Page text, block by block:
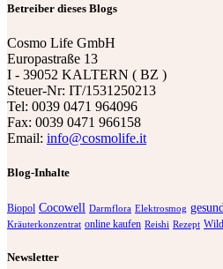
Betreiber dieses Blogs
Cosmo Life GmbH
Europastraße 13
I - 39052 KALTERN ( BZ )
Steuer-Nr: IT/1531250213
Tel: 0039 0471 964096
Fax: 0039 0471 966158
Email: info@cosmolife.it
Blog-Inhalte
Biopol Cocowell Darmflora Elektrosmog
Kräuterkonzentrat online kaufen Reishi Rezept
Newsletter